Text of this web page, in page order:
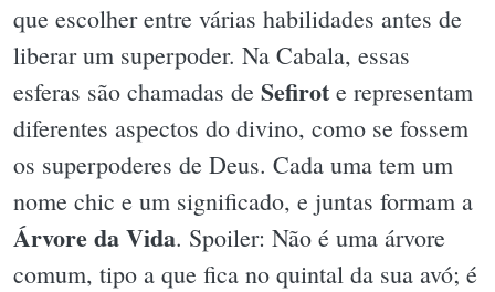
que escolher entre várias habilidades antes de
liberar um superpoder. Na Cabala, essas
esferas são chamadas de Sefirot e representam
diferentes aspectos do divino, como se fossem
os superpoderes de Deus. Cada uma tem um
nome chic e um significado, e juntas formam a
Árvore da Vida. Spoiler: Não é uma árvore
comum, tipo a que fica no quintal da sua avó; é